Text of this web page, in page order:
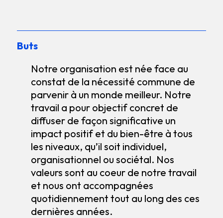
Buts
Notre organisation est née face au
constat de la nécessité commune de
parvenir à un monde meilleur. Notre
travail a pour objectif concret de
diffuser de façon significative un
impact positif et du bien-être à tous
les niveaux, qu’il soit individuel,
organisationnel ou sociétal. Nos
valeurs sont au coeur de notre travail
et nous ont accompagnées
quotidiennement tout au long des ces
dernières années.